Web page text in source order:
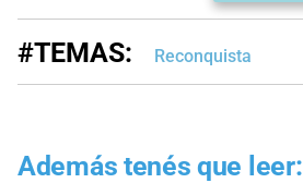
#TEMAS: Reconquista
Además tenés que leer: